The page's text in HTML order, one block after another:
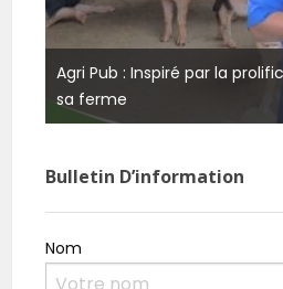
Agri Pub : Inspiré par la
sa ferme
Bulletin D’information
Nom